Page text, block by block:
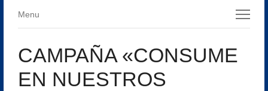
Menu
Menu
CAMPAÑA «CONSUME
EN NUESTROS